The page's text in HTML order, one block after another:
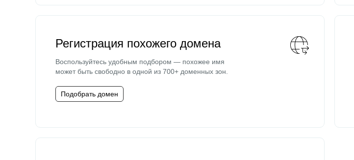
Регистрация похожего домена
Воспользуйтесь удобным подбором — похожее имя
может быть свободно в одной из 700+ доменных зон.
Подобрать домен